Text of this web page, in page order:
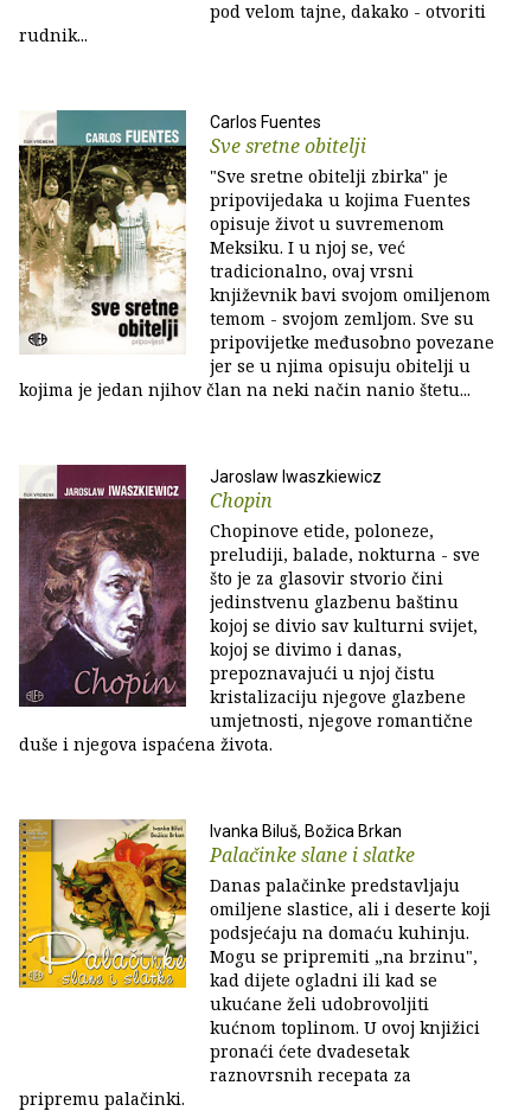
pod velom tajne, dakako - otvoriti
rudnik...
Carlos Fuentes
Sve sretne obitelji
"Sve sretne obitelji zbirka" je
pripovijedaka u kojima Fuentes
opisuje život u suvremenom
Meksiku. I u njoj se, već
tradicionalno, ovaj vrsni
književnik bavi svojom omiljenom
temom - svojom zemljom. Sve su
pripovijetke međusobno povezane
jer se u njima opisuju obitelji u
kojima je jedan njihov član na neki način nanio štetu...
Jaroslaw Iwaszkiewicz
Chopin
Chopinove etide, poloneze,
preludiji, balade, nokturna - sve
što je za glasovir stvorio čini
jedinstvenu glazbenu baštinu
kojoj se divio sav kulturni svijet,
kojoj se divimo i danas,
prepoznavajući u njoj čistu
kristalizaciju njegove glazbene
umjetnosti, njegove romantične
duše i njegova ispaćena života.
Ivanka Biluš, Božica Brkan
Palačinke slane i slatke
Danas palačinke predstavljaju
omiljene slastice, ali i deserte koji
podsjećaju na domaću kuhinju.
Mogu se pripremiti „na brzinu",
kad dijete ogladni ili kad se
ukućane želi udobrovoljiti
kućnom toplinom. U ovoj knjižici
pronaći ćete dvadesetak
raznovrsnih recepata za
pripremu palačinki.